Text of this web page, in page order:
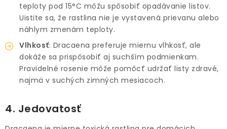
teploty pod 15°C môžu spôsobiť opadávanie listov.
Uistite sa, že rastlina nie je vystavená prievanu alebo
náhlym zmenám teploty.
Vlhkosť: Dracaena preferuje miernu vlhkosť, ale
dokáže sa prispôsobiť aj suchším podmienkam.
Pravidelné rosenie môže pomôcť udržať listy zdravé,
najmä v suchých zimných mesiacoch.
4. Jedovatosť